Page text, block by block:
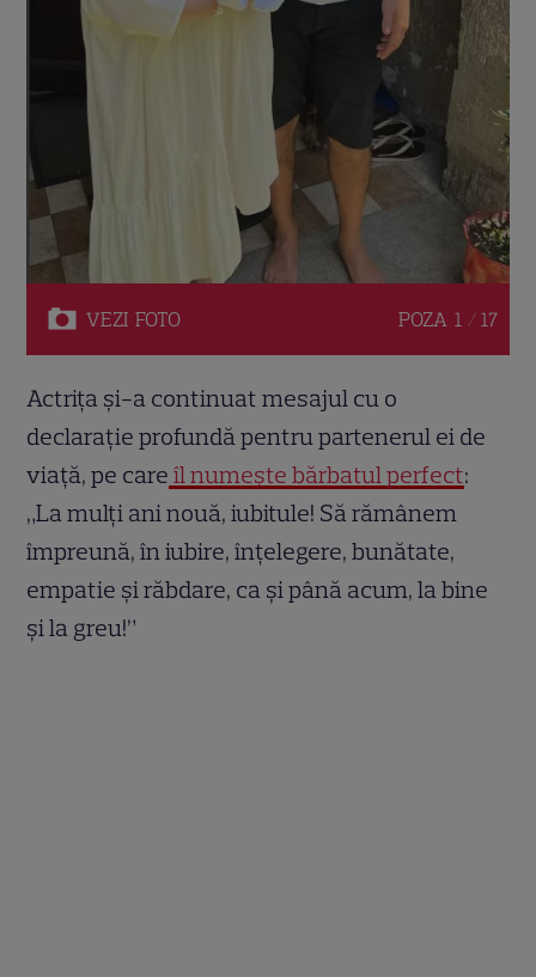
VEZI FOTO POZA 1 / 17
Actrița și-a continuat mesajul cu o
declarație profundă pentru partenerul ei de
viață, pe care îl numește bărbatul perfect:
„La mulți ani nouă, iubitule! Să rămânem
împreună, în iubire, înțelegere, bunătate,
empatie și răbdare, ca și până acum, la bine
și la greu!”